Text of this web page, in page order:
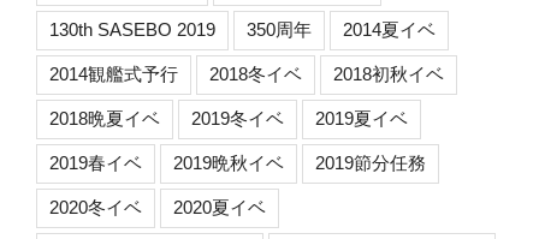
130th SASEBO 2019 350周年 2014夏イベ
2014観艦式予行 2018冬イベ 2018初秋イベ
2018晩夏イベ 2019冬イベ 2019夏イベ
2019春イベ 2019晩秋イベ 2019節分任務
2020冬イベ 2020夏イベ